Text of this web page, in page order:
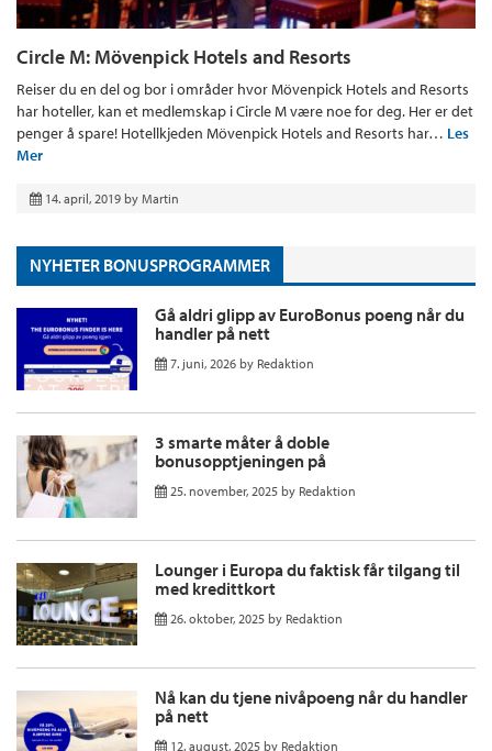
Circle M: Mövenpick Hotels and Resorts
Reiser du en del og bor i områder hvor Mövenpick Hotels and Resorts
har hoteller, kan et medlemskap i Circle M være noe for deg. Her er det
penger å spare! Hotellkjeden Mövenpick Hotels and Resorts har… Les
Mer
14. april, 2019 by Martin
NYHETER BONUSPROGRAMMER
Gå aldri glipp av EuroBonus poeng når du
handler på nett
7. juni, 2026 by Redaktion
3 smarte måter å doble
bonusopptjeningen på
25. november, 2025 by Redaktion
Lounger i Europa du faktisk får tilgang til
med kredittkort
26. oktober, 2025 by Redaktion
Nå kan du tjene nivåpoeng når du handler
på nett
12. august, 2025 by Redaktion